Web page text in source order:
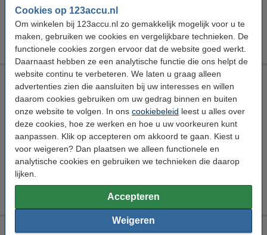
Cookies op 123accu.nl
Om winkelen bij 123accu.nl zo gemakkelijk mogelijk voor u te
maken, gebruiken we cookies en vergelijkbare technieken. De
functionele cookies zorgen ervoor dat de website goed werkt.
Daarnaast hebben ze een analytische functie die ons helpt de
website continu te verbeteren. We laten u graag alleen
advertenties zien die aansluiten bij uw interesses en willen
daarom cookies gebruiken om uw gedrag binnen en buiten
onze website te volgen. In ons cookiebeleid leest u alles over
deze cookies, hoe ze werken en hoe u uw voorkeuren kunt
aanpassen. Klik op accepteren om akkoord te gaan. Kiest u
voor weigeren? Dan plaatsen we alleen functionele en
analytische cookies en gebruiken we technieken die daarop
lijken.
Accepteren
Weigeren
€ 13,50
10% korting:
€ 12,15 Bestellen
Q-Nomic Power CR2430 3V Lithium knoopcel batterij 50
stuks
Q-Nomic Knoopcel
Bekijk de specificaties en beschrijving
Direct leverbaar
Morgen in huis
10% korting:
€ 23,85
Q-Nomic Power CR2430 3V Lithium knoopcel batterij 100